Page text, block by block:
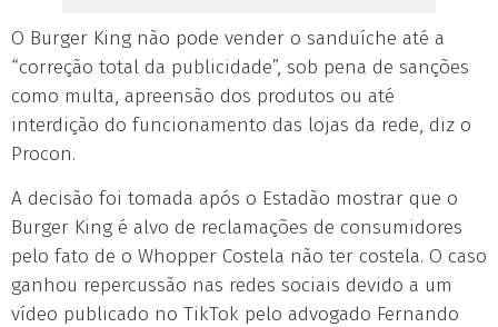
O Burger King não pode vender o sanduíche até a
“correção total da publicidade”, sob pena de sanções
como multa, apreensão dos produtos ou até
interdição do funcionamento das lojas da rede, diz o
Procon.
A decisão foi tomada após o Estadão mostrar que o
Burger King é alvo de reclamações de consumidores
pelo fato de o Whopper Costela não ter costela. O caso
ganhou repercussão nas redes sociais devido a um
vídeo publicado no TikTok pelo advogado Fernando